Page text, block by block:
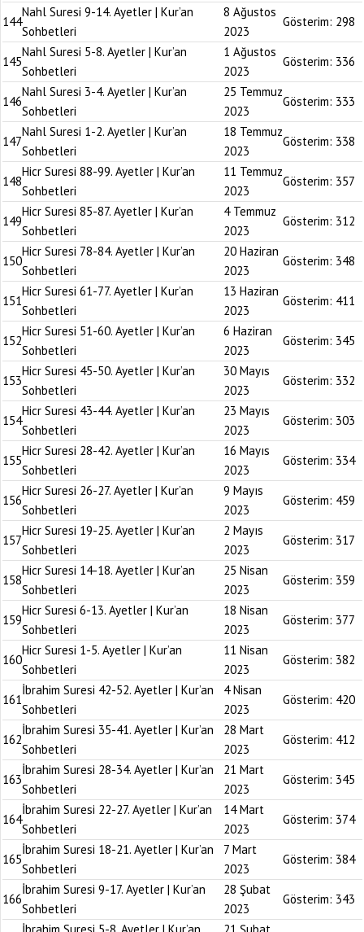
144
Nahl Suresi 9-14. Ayetler | Kur’an
Sohbetleri
8 Ağustos
2023
Gösterim: 298
145
Nahl Suresi 5-8. Ayetler | Kur’an
Sohbetleri
1 Ağustos
2023
Gösterim: 336
146
Nahl Suresi 3-4. Ayetler | Kur’an
Sohbetleri
25 Temmuz
2023
Gösterim: 333
147
Nahl Suresi 1-2. Ayetler | Kur’an
Sohbetleri
18 Temmuz
2023
Gösterim: 338
148
Hicr Suresi 88-99. Ayetler | Kur’an
Sohbetleri
11 Temmuz
2023
Gösterim: 357
149
Hicr Suresi 85-87. Ayetler | Kur’an
Sohbetleri
4 Temmuz
2023
Gösterim: 312
150
Hicr Suresi 78-84. Ayetler | Kur’an
Sohbetleri
20 Haziran
2023
Gösterim: 348
151
Hicr Suresi 61-77. Ayetler | Kur’an
Sohbetleri
13 Haziran
2023
Gösterim: 411
152
Hicr Suresi 51-60. Ayetler | Kur’an
Sohbetleri
6 Haziran
2023
Gösterim: 345
153
Hicr Suresi 45-50. Ayetler | Kur’an
Sohbetleri
30 Mayıs
2023
Gösterim: 332
154
Hicr Suresi 43-44. Ayetler | Kur’an
Sohbetleri
23 Mayıs
2023
Gösterim: 303
155
Hicr Suresi 28-42. Ayetler | Kur’an
Sohbetleri
16 Mayıs
2023
Gösterim: 334
156
Hicr Suresi 26-27. Ayetler | Kur’an
Sohbetleri
9 Mayıs
2023
Gösterim: 459
157
Hicr Suresi 19-25. Ayetler | Kur’an
Sohbetleri
2 Mayıs
2023
Gösterim: 317
158
Hicr Suresi 14-18. Ayetler | Kur’an
Sohbetleri
25 Nisan
2023
Gösterim: 359
159
Hicr Suresi 6-13. Ayetler | Kur’an
Sohbetleri
18 Nisan
2023
Gösterim: 377
160
Hicr Suresi 1-5. Ayetler | Kur’an
Sohbetleri
11 Nisan
2023
Gösterim: 382
161
İbrahim Suresi 42-52. Ayetler | Kur’an
Sohbetleri
4 Nisan
2023
Gösterim: 420
162
İbrahim Suresi 35-41. Ayetler | Kur’an
Sohbetleri
28 Mart
2023
Gösterim: 412
163
İbrahim Suresi 28-34. Ayetler | Kur’an
Sohbetleri
21 Mart
2023
Gösterim: 345
164
İbrahim Suresi 22-27. Ayetler | Kur’an
Sohbetleri
14 Mart
2023
Gösterim: 374
165
İbrahim Suresi 18-21. Ayetler | Kur’an
Sohbetleri
7 Mart
2023
Gösterim: 384
166
İbrahim Suresi 9-17. Ayetler | Kur’an
Sohbetleri
28 Şubat
2023
Gösterim: 343